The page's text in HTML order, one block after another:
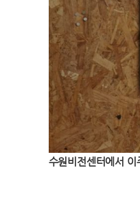
수원비전센터에서